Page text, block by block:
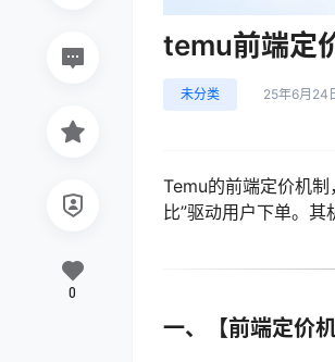
temu前端定
未分类 25年6月24
Temu的前端定价机制
比”驱动用户下单。其
一、【前端定价
0